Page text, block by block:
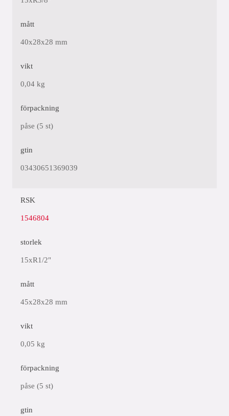
mått
40x28x28 mm
vikt
0,04 kg
förpackning
påse (5 st)
gtin
03430651369039
RSK
1546804
storlek
15xR1/2"
mått
45x28x28 mm
vikt
0,05 kg
förpackning
påse (5 st)
gtin